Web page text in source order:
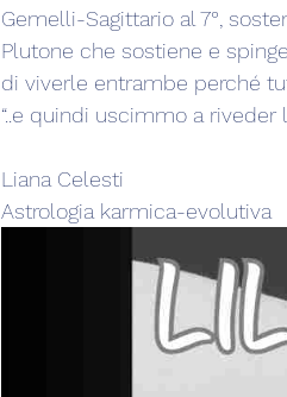
Gemelli-Sagittario al 7°,
Plutone che sostiene e
di viverle entrambe perché
“..e quindi uscimmo a riveder
Liana Celesti
Astrologia karmica-evolutiva